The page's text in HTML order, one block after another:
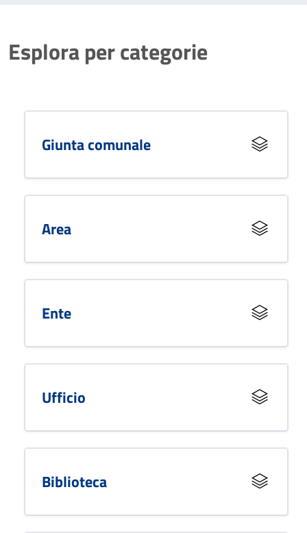
Esplora per categorie
Giunta comunale
Area
Ente
Ufficio
Biblioteca